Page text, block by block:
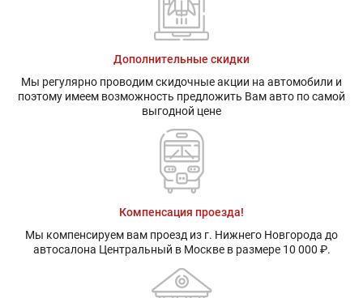
Дополнительные скидки
Мы регулярно проводим скидочные акции на автомобили и
поэтому имеем возможность предложить Вам авто по самой
выгодной цене
Компенсация проезда!
Мы компенсируем вам проезд из г. Нижнего Новгорода до
автосалона Центральный в Москве в размере 10 000 ₽.